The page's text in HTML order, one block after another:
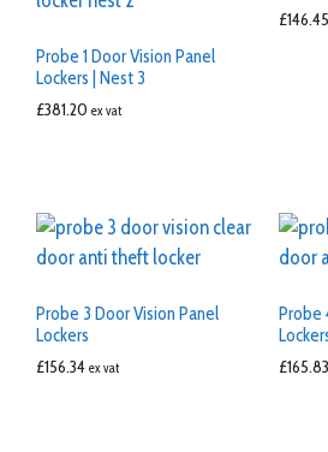
Probe 1 Door Vision Panel
Lockers | Nest 3
£381.20 ex vat
£146.45
Probe 3 Door Vision Panel
Lockers
£156.34 ex vat
Probe
£165.83